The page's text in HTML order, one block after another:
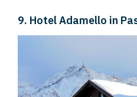
9. Hotel Adamello in